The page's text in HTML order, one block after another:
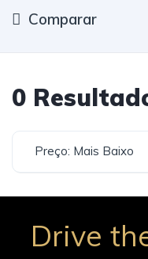
Comparar
0
Preço: Mais Baixo
Drive